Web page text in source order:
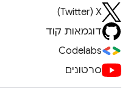
X‏ (Twitter)
דוגמאות קוד
Codelabs
סרטונים